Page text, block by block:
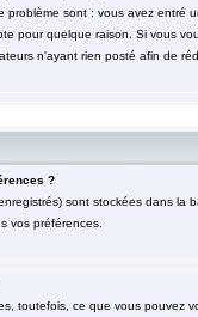
problème sont : vous avez entré
pour quelque raison. Si vous
n'ayant rien posté afin de
?
sont stockées dans la
vos préférences.
toutefois, ce que vous pouvez